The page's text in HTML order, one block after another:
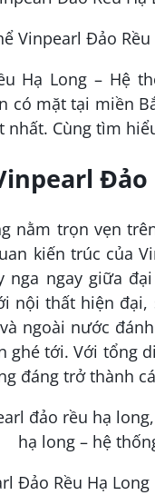
Vinpearl Đảo Rều
Hạ Long – Hệ
có mặt tại miền
nhất. Cùng tìm
Đảo
nằm trọn vẹn
kiến trúc của
nga ngay giữa
nội thất hiện
ngoài nước
ghé tới. Với tổng
đáng trở thành
Đảo Rều Hạ Long